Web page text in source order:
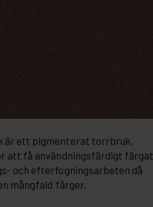
är ett pigmenterat torrbruk.
att få användningsfärdigt färgat
och efterfogningsarbeten då
mångfald färger.